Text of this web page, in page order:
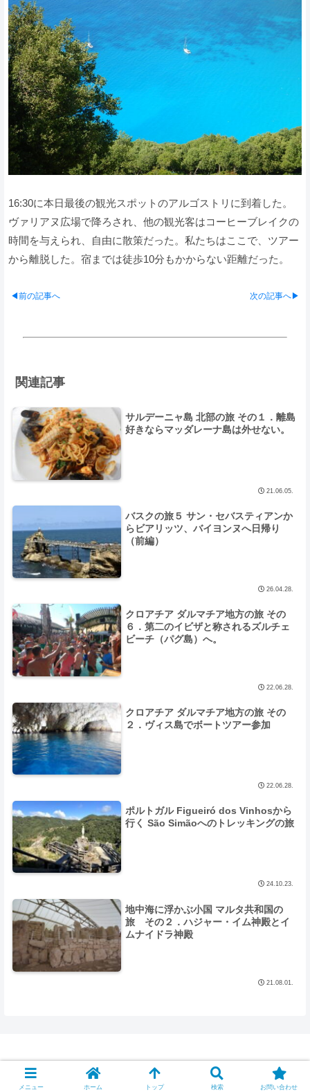
16:30に本日最後の観光スポットのアルゴストリに到着した。
ヴァリアヌ広場で降ろされ、他の観光客はコーヒーブレイクの
時間を与えられ、自由に散策だった。私たちはここで、ツアー
から離脱した。宿までは徒歩10分もかからない距離だった。
◀前の記事へ 次の記事へ▶
関連記事
サルデーニャ島 北部の旅 その１．離島
好きならマッダレーナ島は外せない。
21.06.05.
バスクの旅５ サン・セバスティアンか
らビアリッツ、バイヨンヌへ日帰り
（前編）
26.04.28.
クロアチア ダルマチア地方の旅 その
６．第二のイビザと称されるズルチェ
ビーチ（パグ島）へ。
22.06.28.
クロアチア ダルマチア地方の旅 その
２．ヴィス島でボートツアー参加
22.06.28.
ポルトガル Figueiró dos Vinhosから
行く São Simãoへのトレッキングの旅
24.10.23.
地中海に浮かぶ小国 マルタ共和国の
旅 その２．ハジャー・イム神殿とイ
ムナイドラ神殿
21.08.01.
© 1998 Looking for the Paradise.
メニュー ホーム トップ 検索 お問い合わせ